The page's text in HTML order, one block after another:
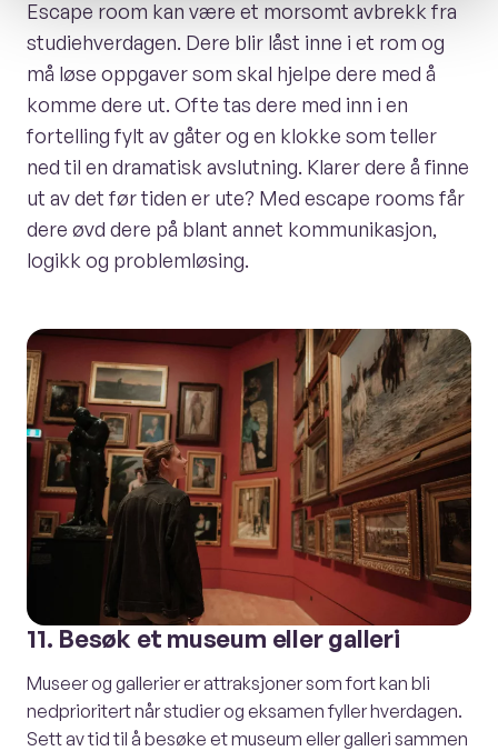
Escape room kan være et morsomt avbrekk fra
studiehverdagen. Dere blir låst inne i et rom og
må løse oppgaver som skal hjelpe dere med å
komme dere ut. Ofte tas dere med inn i en
fortelling fylt av gåter og en klokke som teller
ned til en dramatisk avslutning. Klarer dere å finne
ut av det før tiden er ute? Med escape rooms får
dere øvd dere på blant annet kommunikasjon,
logikk og problemløsing.
11. Besøk et museum eller galleri
Museer og gallerier er attraksjoner som fort kan bli
nedprioritert når studier og eksamen fyller hverdagen.
Sett av tid til å besøke et museum eller galleri sammen